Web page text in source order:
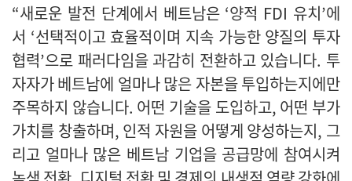
“새로운 발전 단계에서 베트남은 ‘양적 FDI 유치’에
서 ‘선택적이고 효율적이며 지속 가능한 양질의 투자
협력’으로 패러다임을 과감히 전환하고 있습니다. 투
자자가 베트남에 얼마나 많은 자본을 투입하는지에만
주목하지 않습니다. 어떤 기술을 도입하고, 어떤 부가
가치를 창출하며, 인적 자원을 어떻게 양성하는지, 그
리고 얼마나 많은 베트남 기업을 공급망에 참여시켜